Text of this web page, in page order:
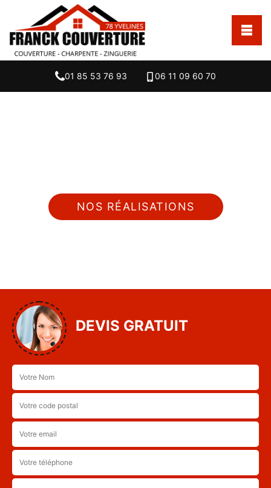
01 85 53 76 93 06 11 09 60 70
NOS RÉALISATIONS
DEVIS GRATUIT